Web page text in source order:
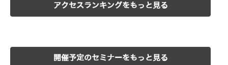
アクセスランキングをもっと見る
開催予定のセミナーをもっと見る